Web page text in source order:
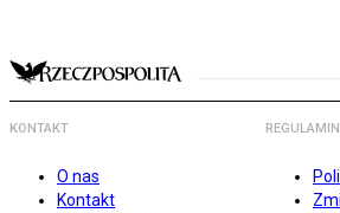
KONTAKT
O nas
Kontakt
REGULAMIN